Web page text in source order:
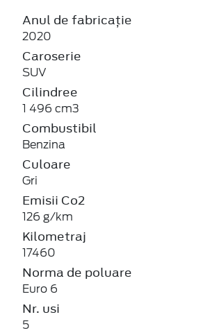
Anul de fabricație
2020
Caroserie
SUV
Cilindree
1 496 cm3
Combustibil
Benzina
Culoare
Gri
Emisii Co2
126 g/km
Kilometraj
17460
Norma de poluare
Euro 6
Nr. usi
5